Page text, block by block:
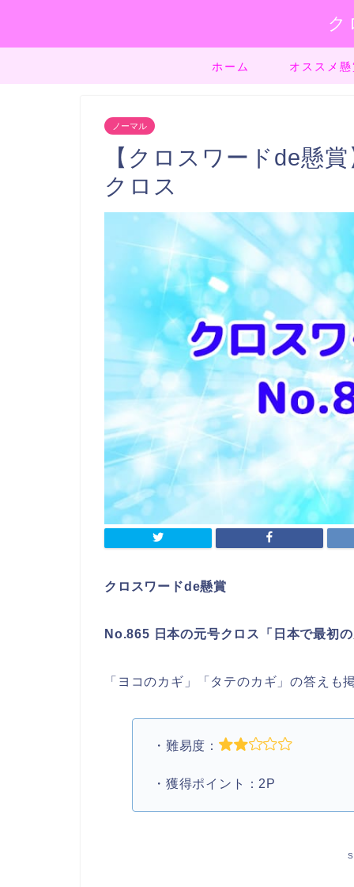
ク
ホーム オススメ
ノーマル
【クロスワードde懸
クロス
クロスワードde懸賞
No.865 日本の元号クロス「日本で最初
「ヨコのカギ」「タテのカギ」の答え
・難易度：
・獲得ポイント：2P